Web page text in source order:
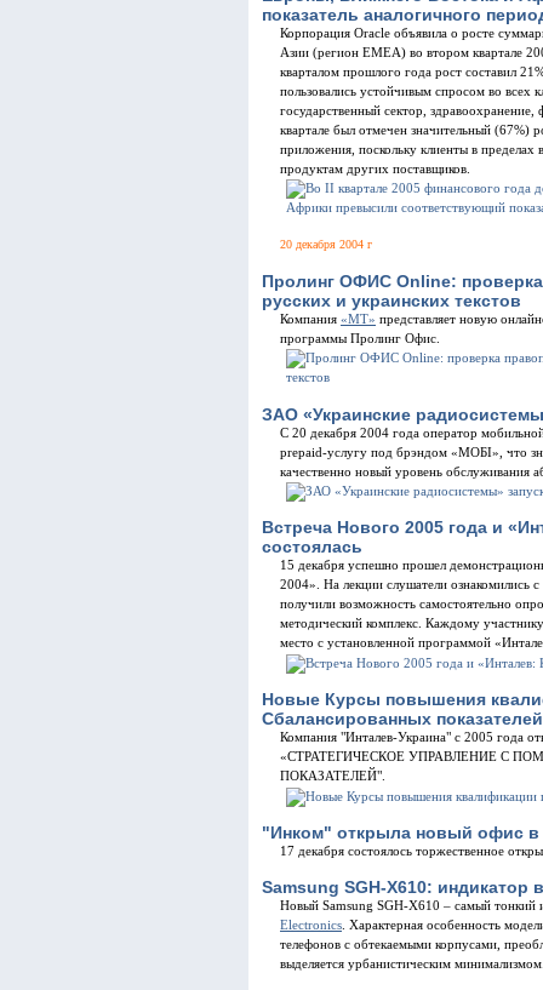
показатель аналогичного
Корпорация Oracle объявила о росте
Азии (регион EMEA) во втором квартале
кварталом прошлого года рост составил
пользовались устойчивым спросом во всех
государственный сектор,
квартале был отмечен значительный (67%)
приложения, поскольку клиенты в
продуктам других поставщиков.
20 декабря 2004 г
Пролинг ОФИС Online:
русских и украинских текстов
Компания «МТ» представляет новую
программы Пролинг Офис.
ЗАО «Украинские
С 20 декабря 2004 года оператор
prepaid-услугу под брэндом «МОБІ», что
качественно новый уровень обслуживания
Встреча Нового 2005 года и
состоялась
15 декабря успешно прошел
2004». На лекции слушатели ознакомились
получили возможность самостоятельно
методический комплекс. Каждому
место с установленной программой
Новые Курсы повышения
Сбалансированных показателей
Компания "Инталев-Украина" с 2005 года
«СТРАТЕГИЧЕСКОЕ УПРАВЛЕНИЕ С
ПОКАЗАТЕЛЕЙ".
"Инком" открыла новый офис в
17 декабря состоялось торжественное
Samsung SGH-X610: индикатор
Новый Samsung SGH-X610 – самый тонкий
Electronics. Характерная особенность
телефонов с обтекаемыми корпусами,
выделяется урбанистическим